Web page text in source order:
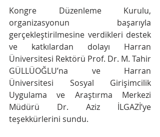
Kongre Düzenleme Kurulu,
organizasyonun başarıyla
gerçekleştirilmesine verdikleri destek
ve katkılardan dolayı Harran
Üniversitesi Rektörü Prof. Dr. M. Tahir
GÜLLÜOĞLU’na ve Harran
Üniversitesi Sosyal Girişimcilik
Uygulama ve Araştırma Merkezi
Müdürü Dr. Aziz İLGAZİ’ye
teşekkürlerini sundu.